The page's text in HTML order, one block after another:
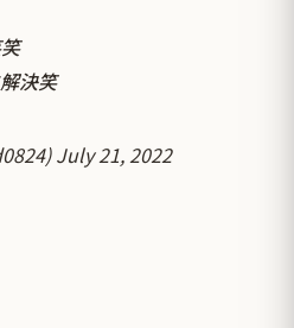
決笑
July 21, 2022